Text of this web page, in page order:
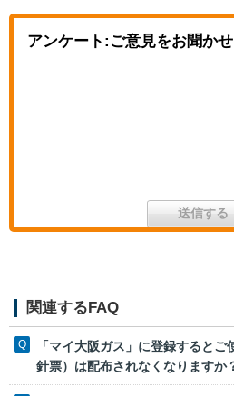
アンケート:ご意見をお聞か
関連するFAQ
「マイ大阪ガス」に登録すると
針票）は配布されなくなりますか